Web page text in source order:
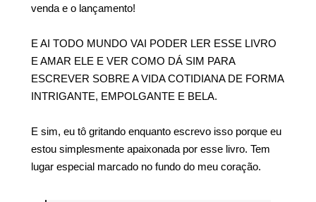
venda e o lançamento!
E AI TODO MUNDO VAI PODER LER ESSE LIVRO
E AMAR ELE E VER COMO DÁ SIM PARA
ESCREVER SOBRE A VIDA COTIDIANA DE FORMA
INTRIGANTE, EMPOLGANTE E BELA.
E sim, eu tô gritando enquanto escrevo isso porque eu
estou simplesmente apaixonada por esse livro. Tem
lugar especial marcado no fundo do meu coração.